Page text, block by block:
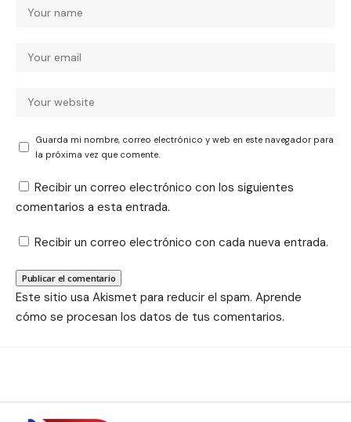
Guarda mi nombre, correo electrónico y web en este navegador para
la próxima vez que comente.
Recibir un correo electrónico con los siguientes
comentarios a esta entrada.
Recibir un correo electrónico con cada nueva entrada.
Este sitio usa Akismet para reducir el spam. Aprende
cómo se procesan los datos de tus comentarios.